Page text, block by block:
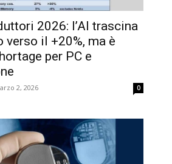
2026: l’AI trascina
verso il +20%, ma è
per PC e
2, 2026 0